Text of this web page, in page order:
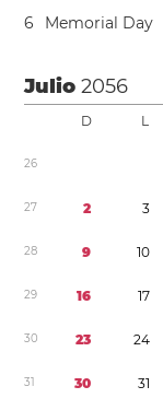
6 Memorial Day
Julio2056
D L
26
27 2 3
28 9 10
29 16 17
30 23 24
31 30 31